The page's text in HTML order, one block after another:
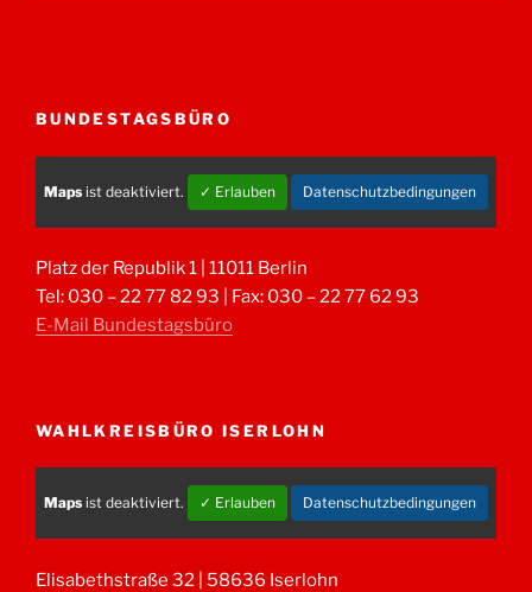
BUNDESTAGSBÜRO
Maps ist deaktiviert. ✓ Erlauben Datenschutzbedingungen
Platz der Republik 1 | 11011 Berlin
Tel: 030 – 22 77 82 93 | Fax: 030 – 22 77 62 93
E-Mail Bundestagsbüro
WAHLKREISBÜRO ISERLOHN
Maps ist deaktiviert. ✓ Erlauben Datenschutzbedingungen
Elisabethstraße 32 | 58636 Iserlohn